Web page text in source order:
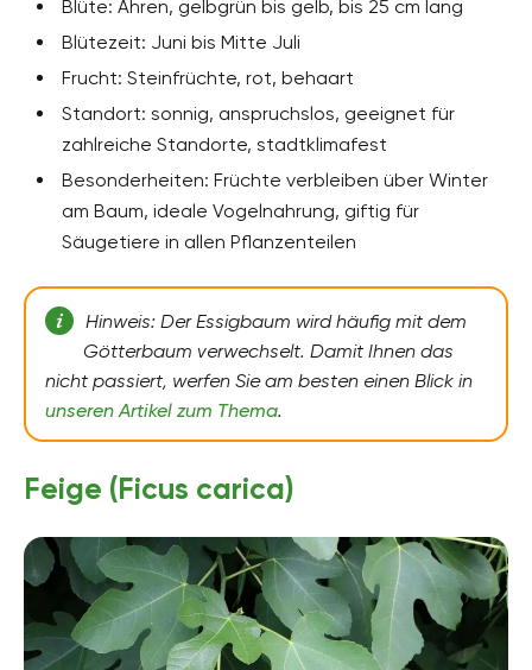
Blüte: Ähren, gelbgrün bis gelb, bis 25 cm lang
Blütezeit: Juni bis Mitte Juli
Frucht: Steinfrüchte, rot, behaart
Standort: sonnig, anspruchslos, geeignet für
zahlreiche Standorte, stadtklimafest
Besonderheiten: Früchte verbleiben über Winter
am Baum, ideale Vogelnahrung, giftig für
Säugetiere in allen Pflanzenteilen
Hinweis: Der Essigbaum wird häufig mit dem
Götterbaum verwechselt. Damit Ihnen das
nicht passiert, werfen Sie am besten einen Blick in
unseren Artikel zum Thema.
Feige (Ficus carica)